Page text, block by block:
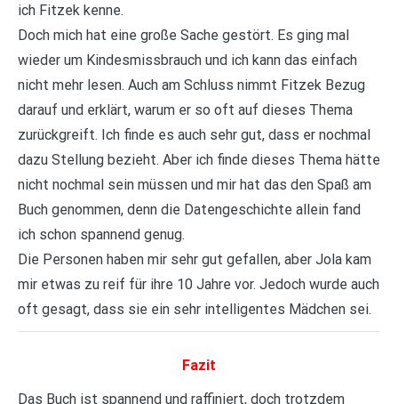
ich Fitzek kenne.
Doch mich hat eine große Sache gestört. Es ging mal
wieder um Kindesmissbrauch und ich kann das einfach
nicht mehr lesen. Auch am Schluss nimmt Fitzek Bezug
darauf und erklärt, warum er so oft auf dieses Thema
zurückgreift. Ich finde es auch sehr gut, dass er nochmal
dazu Stellung bezieht. Aber ich finde dieses Thema hätte
nicht nochmal sein müssen und mir hat das den Spaß am
Buch genommen, denn die Datengeschichte allein fand
ich schon spannend genug.
Die Personen haben mir sehr gut gefallen, aber Jola kam
mir etwas zu reif für ihre 10 Jahre vor. Jedoch wurde auch
oft gesagt, dass sie ein sehr intelligentes Mädchen sei.
Fazit
Das Buch ist spannend und raffiniert, doch trotzdem